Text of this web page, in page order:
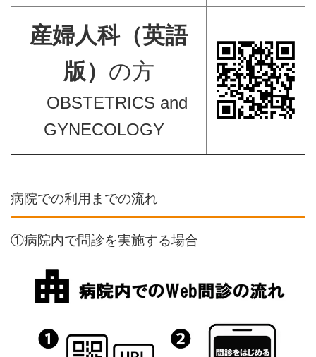
産婦人科（英語
版） の方
OBSTETRICS and
GYNECOLOGY
病院での利用までの流れ
①病院内で問診を実施する場合